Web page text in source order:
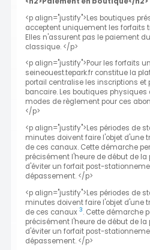
<p align="justify">Les boutiques
acceptent uniquement les forfaits
Elles n'assurent pas le paiement
classique. </p>
<p align="justify">Pour les forfaits
seineouest.tepark.fr constitue la
portail centralise les inscriptions et
bancaire. Les boutiques
modes de règlement pour ces
</p>
<p align="justify">Les périodes de
minutes doivent faire l'objet d'une
de ces canaux. Cette démarche
précisément l'heure de début de la
d'éviter un forfait post-
dépassement. </p>
<p align="justify">Les périodes de
minutes doivent faire l'objet d'une
de ces canaux 3. Cette démarche
précisément l'heure de début de la
d'éviter un forfait post-
dépassement. </p>